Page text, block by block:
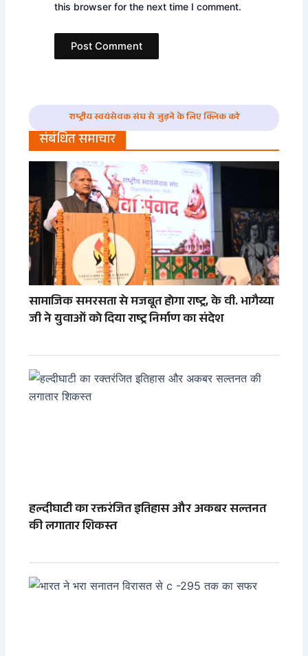
this browser for the next time I comment.
राष्ट्रीय स्वयंसेवक संघ से जुड़ने के लिए क्लिक करे
संबंधित समाचार
सामाजिक समरसता से मजबूत होगा राष्ट्र, के वी. भागैय्या
जी ने युवाओं को दिया राष्ट्र निर्माण का संदेश
हल्दीघाटी का रक्तरंजित इतिहास और अकबर सल्तनत
की लगातार शिकस्त